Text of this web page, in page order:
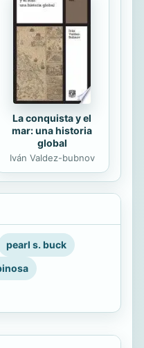
La conquista y el
mar: una historia
global
Iván Valdez-bubnov
pearl s. buck